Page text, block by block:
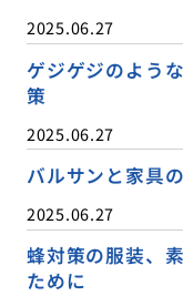
2025.06.27
ゲジゲジのよう
策
2025.06.27
バルサンと家具
2025.06.27
蜂対策の服装、
ために